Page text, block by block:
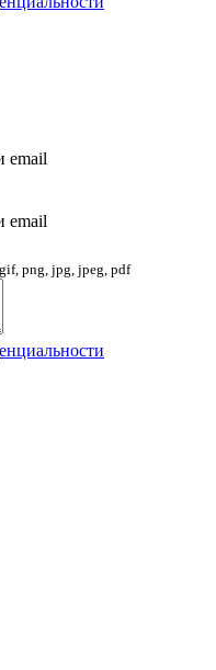
email
email
gif, png, jpg, jpeg, pdf